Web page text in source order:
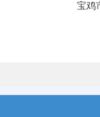
保护委
月